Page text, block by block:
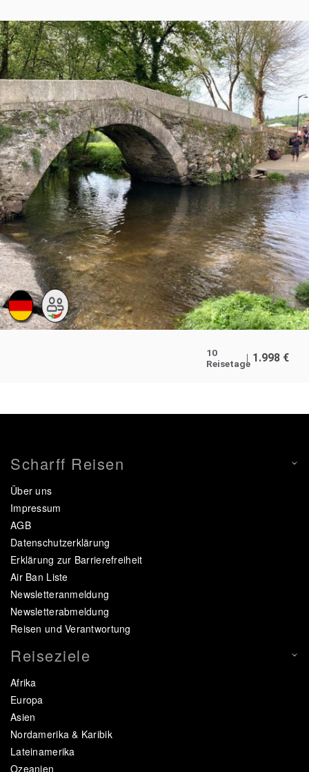
10
Reisetage 1.998 €
Scharff Reisen
Über uns
Impressum
AGB
Datenschutzerklärung
Erklärung zur Barrierefreiheit
Air Ban Liste
Newsletteranmeldung
Newsletterabmeldung
Reisen und Verantwortung
Reiseziele
Afrika
Europa
Asien
Nordamerika & Karibik
Lateinamerika
Ozeanien